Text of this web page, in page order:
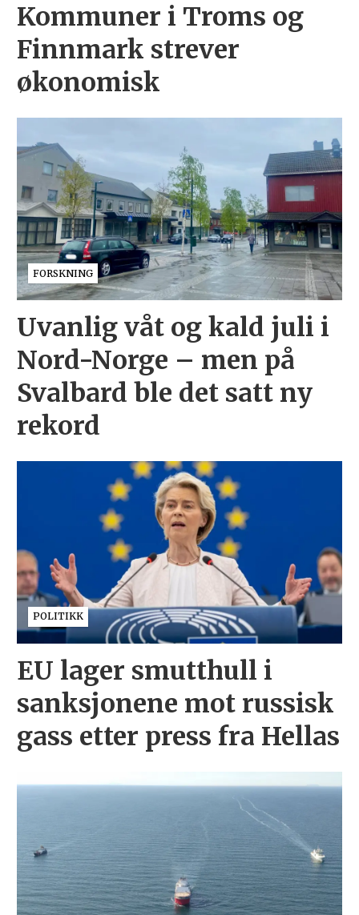
Kommuner i Troms og
Finnmark strever
økonomisk
FORSKNING
Uvanlig våt og kald juli i
Nord-Norge – men på
Svalbard ble det satt ny
rekord
POLITIKK
EU lager smutthull i
sanksjonene mot russisk
gass etter press fra Hellas